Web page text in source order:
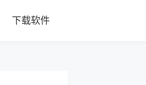
下载软件